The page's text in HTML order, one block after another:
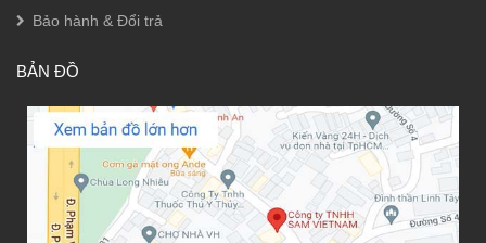
Bảo hành & Đổi trả
BẢN ĐỒ